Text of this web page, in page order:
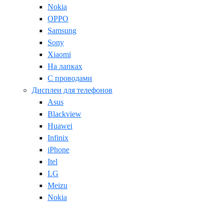
Nokia
OPPO
Samsung
Sony
Xiaomi
На лапках
С проводами
Дисплеи для телефонов
Asus
Blackview
Huawei
Infinix
iPhone
Itel
LG
Meizu
Nokia